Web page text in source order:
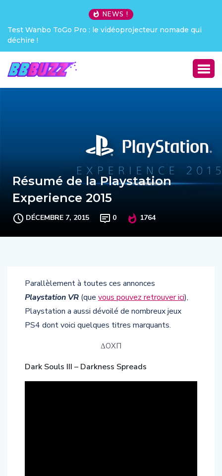
NEWS !
Test Wanbo ToGo Pro : le vidéoprojecteur nomade qui
déchire !
Résumé de la Playstation
Experience 2015
DÉCEMBRE 7, 2015 0 1764
Parallèlement à toutes ces annonces
Playstation VR (que vous pouvez retrouver ici),
Playstation a aussi dévoilé de nombreux jeux
PS4 dont voici quelques titres marquants.
ΔОХП
Dark Souls III – Darkness Spreads